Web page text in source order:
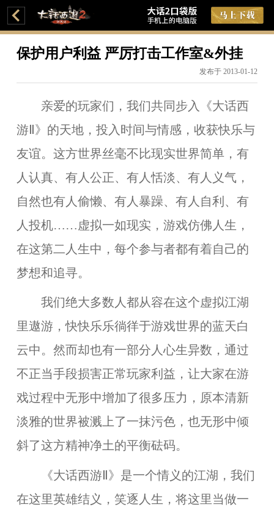
保护用户利益 严厉打击工作室&外挂
发布于 2013-01-12
亲爱的玩家们，我们共同步入《大话西
游Ⅱ》的天地，投入时间与情感，收获快乐与
友谊。这方世界丝毫不比现实世界简单，有
人认真、有人公正、有人恬淡、有人义气，
自然也有人偷懒、有人暴躁、有人自利、有
人投机……虚拟一如现实，游戏仿佛人生，
在这第二人生中，每个参与者都有着自己的
梦想和追寻。
我们绝大多数人都从容在这个虚拟江湖
里遨游，快快乐乐徜徉于游戏世界的蓝天白
云中。然而却也有一部分人心生异数 ， 通过
不正当手段损害正常玩家利益 ，让大家在游
戏过程中无形中增加了很多压力，原本清新
淡雅的世界被溅上了一抹污色，也无形中倾
斜了这方精神净土的平衡砝码。
《大话西游Ⅱ》是一个情义的江湖，我们
在这里英雄结义，笑逐人生，将这里当做一